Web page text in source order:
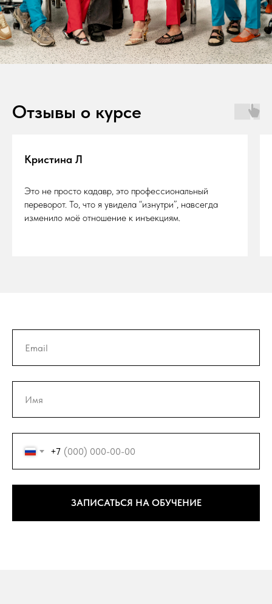
Отзывы о курсе
Кристина Л
Это не просто кадавр, это профессиональный
переворот. То, что я увидела “изнутри”, навсегда
изменило моё отношение к инъекциям.
+7
ЗАПИСАТЬСЯ НА ОБУЧЕНИЕ